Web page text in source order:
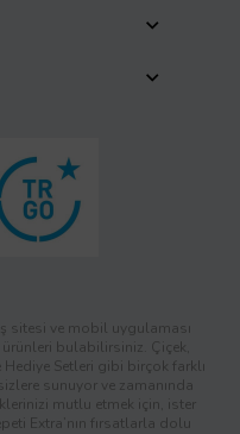
sitesi ve mobil uygulaması
bulabilirsiniz. Çiçek,
Setleri gibi birçok farklı
sunuyor ve zamanında
mutlu etmek için, ister
Extra’nın fırsatlarla dolu